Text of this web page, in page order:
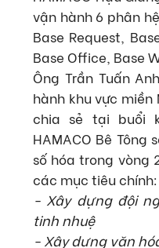
vận hành 6 phân
Base Request,
Base Office, Base
Ông Trần Tuấn
hành khu vực miền
chia sẻ tại buổi
HAMACO Bê
số hóa trong vòng
các mục tiêu chính:
- Xây dựng đội
tinh nhuệ
- Xây dựng văn